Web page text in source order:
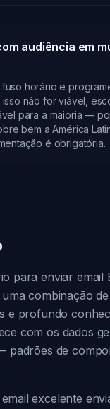
audiência em
horário e
não for viável,
para a maioria —
bem a América
é obrigatória.
para enviar email
combinação
e profundo
com os dados
padrões de
excelente